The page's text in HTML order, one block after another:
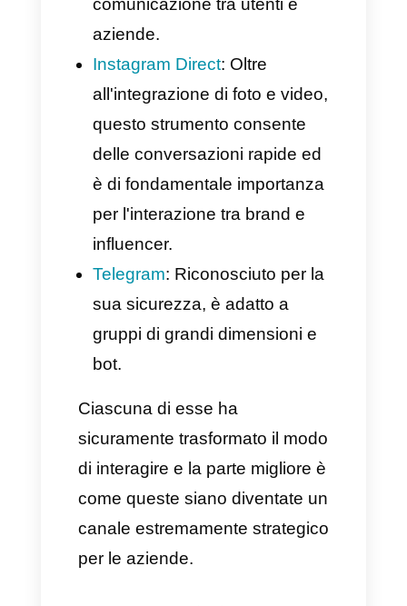
Le app di messaggistica
più utilizzate
Esistono diverse app di
messaggistica e ognuna di
esse presenta delle
caratteristiche ben definite. A
livello globale, le più note sono
sicuramente:
WhatsApp
popolare al mondo.
Facebook Messenger:
Integrato nel social Meta, è
utilizzato principalmente per la